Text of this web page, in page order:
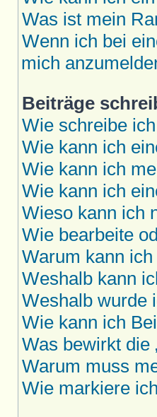
Was ist mein
Wenn ich bei
mich
Beiträge
Wie schreibe
Wie kann ich
Wie kann ich
Wie kann ich
Wieso kann ich
Wie bearbeite
Warum kann
Weshalb kann
Weshalb wurde
Wie kann ich
Was bewirkt die
Warum muss
Wie markiere